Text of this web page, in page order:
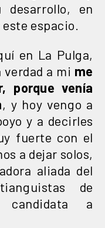
desarrollo, en
espacio.
en La Pulga,
a mi me
porque venía
, y hoy vengo a
y a decirles
fuerte con el
a dejar solos,
aliada del
de
candidata a